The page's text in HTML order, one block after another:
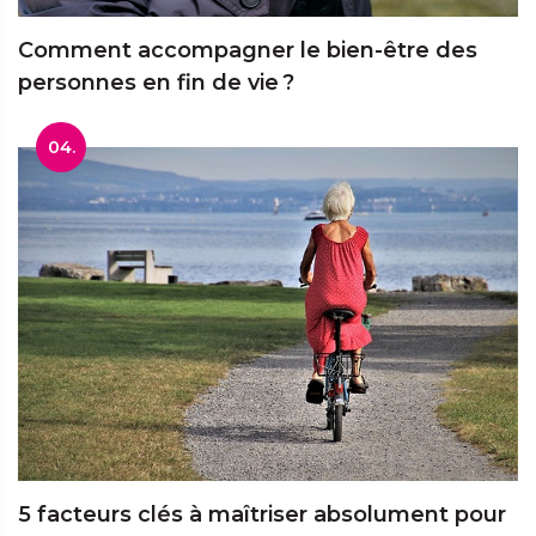
Comment accompagner le bien-être des
personnes en fin de vie ?
04.
5 facteurs clés à maîtriser absolument pour